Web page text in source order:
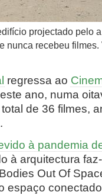
nunca recebeu
regressa ao
ano, numa
de 36 filmes,
à pandemia
à arquitectura
Out Of
espaço